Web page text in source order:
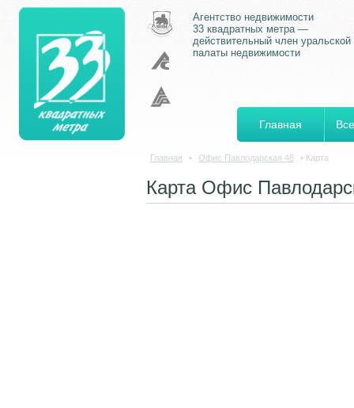
Главная
Агентство недвижимости
33 квадратных метра —
действительный член уральской
палаты недвижимости
Главная • Офис Павлодарская 48 • Карта
Карта Офис